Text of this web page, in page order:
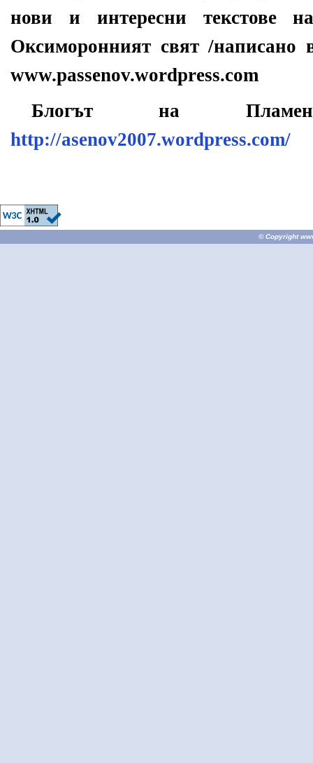
нови и интересни текстове
Оксиморонният свят /написано
www.passenov.wordpress.com
Блогът на
http://asenov2007.wordpress.com/
© Copyright